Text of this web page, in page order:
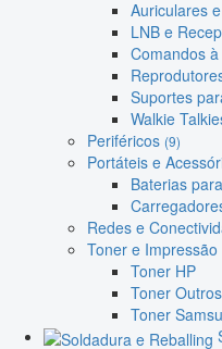
Auriculares
LNB e
Comandos
Suportes
Walkie
Periféricos (9)
Portáteis e
Baterias
Redes e
Toner e Impressão
Toner HP
Toner
Toner